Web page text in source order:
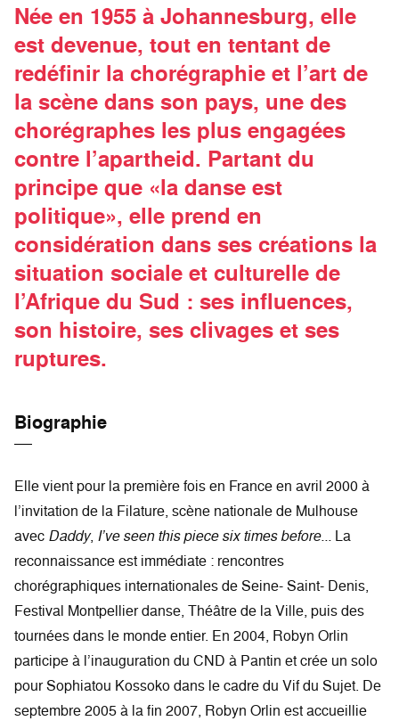
Née en 1955 à Johannesburg, elle
est devenue, tout en tentant de
redéfinir la chorégraphie et l’art de
la scène dans son pays, une des
chorégraphes les plus engagées
contre l’apartheid. Partant du
principe que «la danse est
politique», elle prend en
considération dans ses créations la
situation sociale et culturelle de
l’Afrique du Sud : ses influences,
son histoire, ses clivages et ses
ruptures.
Biographie
Elle vient pour la première fois en France en avril 2000 à
l’invitation de la Filature, scène nationale de Mulhouse
avec Daddy, I’ve seen this piece six times before... La
reconnaissance est immédiate : rencontres
chorégraphiques internationales de Seine- Saint- Denis,
Festival Montpellier danse, Théâtre de la Ville, puis des
tournées dans le monde entier. En 2004, Robyn Orlin
participe à l’inauguration du CND à Pantin et crée un solo
pour Sophiatou Kossoko dans le cadre du Vif du Sujet. De
septembre 2005 à la fin 2007, Robyn Orlin est accueillie